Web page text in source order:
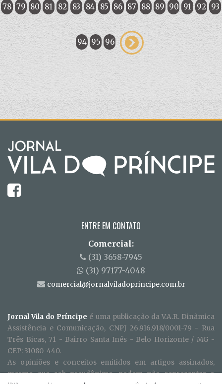
78 79 80 81 82 83 84 85 86 87 88 89 90 91 92 93
94 95 96
ENTRE EM CONTATO
Comercial:
(31) 3658-7945
(31) 97177-4048
comercial@jornalviladoprincipe.com.br
Jornal Vila do Príncipe é uma publicação da V.A.R. Dinãmica
Assistência e Comunicação, CNPJ 26.916.918/0001-79 - Rua
Três Bicas, 71 - Bairro Santa Inês - Belo Horizonte / MG -
CEP: 31080-440.
As opiniões e conceitos emitidos em artigos assinados,
mesmo que sob pseudônimo, podem não representar o